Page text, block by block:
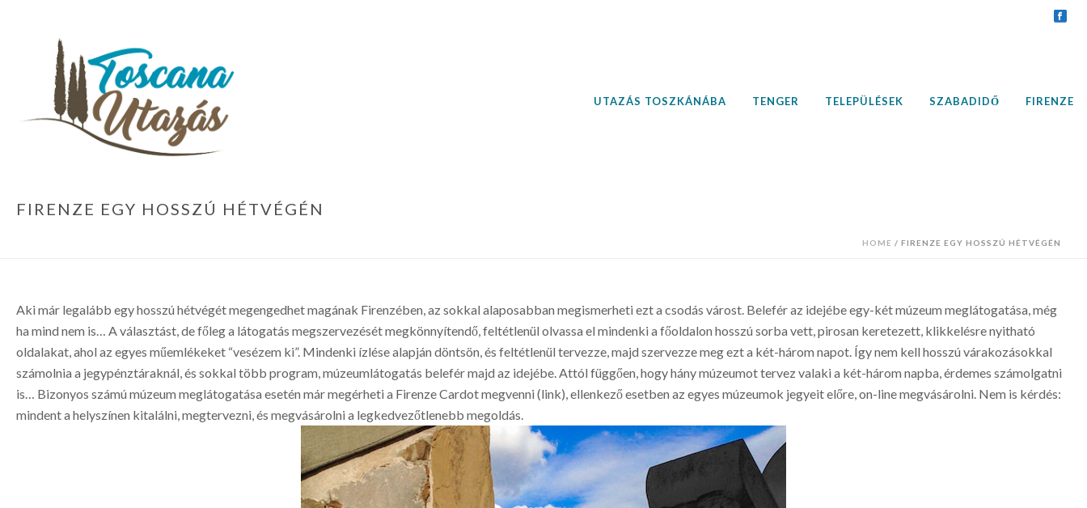
UTAZÁS TOSZKÁNÁBA TENGER TELEPÜLÉSEK SZABADIDŐ FIRENZE
FIRENZE EGY HOSSZÚ HÉTVÉGÉN
HOME / FIRENZE EGY HOSSZÚ HÉTVÉGÉN
Aki már legalább egy hosszú hétvégét megengedhet magának Firenzében, az sokkal alaposabban megismerheti ezt a csodás várost. Belefér az idejébe egy-két múzeum meglátogatása, még
ha mind nem is… A választást, de főleg a látogatás megszervezését megkönnyítendő, feltétlenül olvassa el mindenki a főoldalon hosszú sorba vett, pirosan keretezett, klikkelésre nyitható
oldalakat, ahol az egyes műemlékeket “vesézem ki”. Mindenki ízlése alapján döntsön, és feltétlenül tervezze, majd szervezze meg ezt a két-három napot. Így nem kell hosszú várakozásokkal
számolnia a jegypénztáraknál, és sokkal több program, múzeumlátogatás belefér majd az idejébe. Attól függően, hogy hány múzeumot tervez valaki a két-három napba, érdemes számolgatni
is… Bizonyos számú múzeum meglátogatása esetén már megérheti a Firenze Cardot megvenni (link), ellenkező esetben az egyes múzeumok jegyeit előre, on-line megvásárolni. Nem is kérdés:
mindent a helyszínen kitalálni, megtervezni, és megvásárolni a legkedvezőtlenebb megoldás.